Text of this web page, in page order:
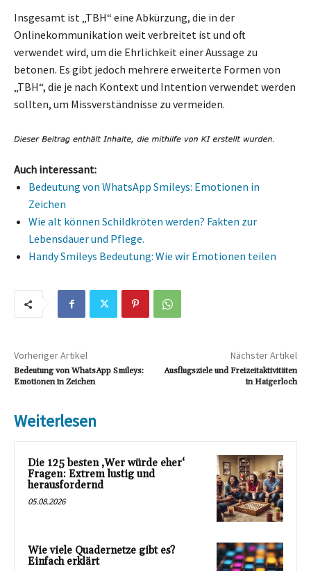
Insgesamt ist „TBH“ eine Abkürzung, die in der
Onlinekommunikation weit verbreitet ist und oft
verwendet wird, um die Ehrlichkeit einer Aussage zu
betonen. Es gibt jedoch mehrere erweiterte Formen von
„TBH“, die je nach Kontext und Intention verwendet werden
sollten, um Missverständnisse zu vermeiden.
Auch interessant:
Bedeutung von WhatsApp Smileys: Emotionen in
Zeichen
Wie alt können Schildkröten werden? Fakten zur
Lebensdauer und Pflege.
Handy Smileys Bedeutung: Wie wir Emotionen teilen
Vorheriger Artikel
Bedeutung von WhatsApp Smileys:
Emotionen in Zeichen
Nächster Artikel
Ausflugsziele und Freizeitaktivitäten
in Haigerloch
Weiterlesen
Die 125 besten ‚Wer würde eher‘
Fragen: Extrem lustig und
herausfordernd
05.08.2026
Wie viele Quadernetze gibt es?
Einfach erklärt